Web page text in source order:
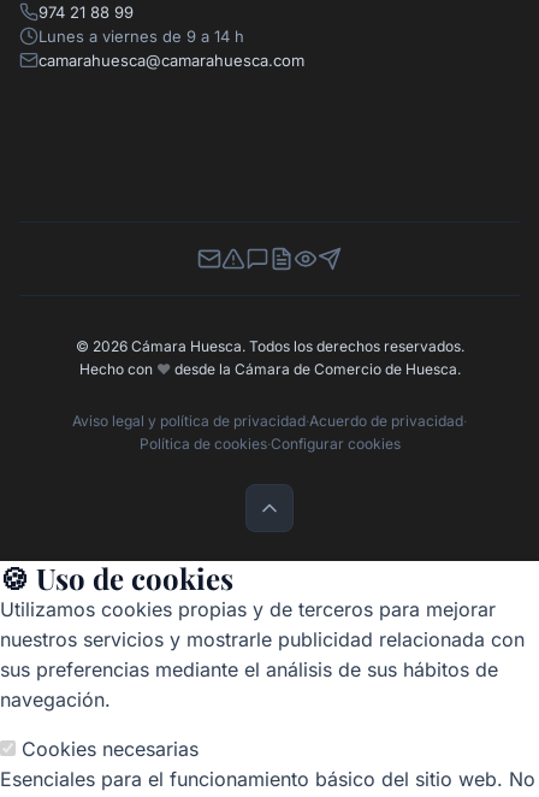
974 21 88 99
Lunes a viernes de 9 a 14 h
camarahuesca@camarahuesca.com
Newsletter
Canal de Denuncias
Buzón de Sugerencias
Perfil Contratante
Ley de Transparencia
Contacta con nosotros
© 2026 Cámara Huesca. Todos los derechos reservados.
Hecho con ❤️ desde la Cámara de Comercio de Huesca.
Aviso legal y política de privacidad·Acuerdo de privacidad·
Política de cookies·Configurar cookies
🍪 Uso de cookies
Utilizamos cookies propias y de terceros para mejorar
nuestros servicios y mostrarle publicidad relacionada con
sus preferencias mediante el análisis de sus hábitos de
navegación.
Cookies necesarias
Esenciales para el funcionamiento básico del sitio web. No